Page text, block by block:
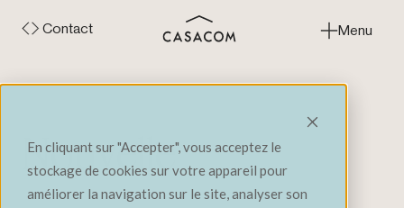
En cliquant sur "Accepter", vous acceptez le
stockage de cookies sur votre appareil pour
améliorer la navigation sur le site, analyser son
Contact
Menu
Nouvelle